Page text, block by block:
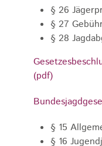
§ 26
§ 27
§ 28
(pdf)
§ 15
§ 16